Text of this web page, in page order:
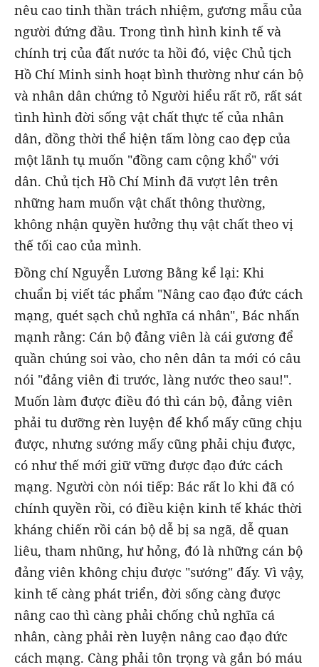
nêu cao tinh thần trách nhiệm, gương mẫu của
người đứng đầu. Trong tình hình kinh tế và
chính trị của đất nước ta hồi đó, việc Chủ tịch
Hồ Chí Minh sinh hoạt bình thường như cán bộ
và nhân dân chứng tỏ Người hiểu rất rõ, rất sát
tình hình đời sống vật chất thực tế của nhân
dân, đồng thời thể hiện tấm lòng cao đẹp của
một lãnh tụ muốn "đồng cam cộng khổ" với
dân. Chủ tịch Hồ Chí Minh đã vượt lên trên
những ham muốn vật chất thông thường,
không nhận quyền hưởng thụ vật chất theo vị
thế tối cao của mình.
Đồng chí Nguyễn Lương Bằng kể lại: Khi
chuẩn bị viết tác phẩm "Nâng cao đạo đức cách
mạng, quét sạch chủ nghĩa cá nhân", Bác nhấn
mạnh rằng: Cán bộ đảng viên là cái gương để
quần chúng soi vào, cho nên dân ta mới có câu
nói "đảng viên đi trước, làng nước theo sau!".
Muốn làm được điều đó thì cán bộ, đảng viên
phải tu dưỡng rèn luyện để khổ mấy cũng chịu
được, nhưng sướng mấy cũng phải chịu được,
có như thế mới giữ vững được đạo đức cách
mạng. Người còn nói tiếp: Bác rất lo khi đã có
chính quyền rồi, có điều kiện kinh tế khác thời
kháng chiến rồi cán bộ dễ bị sa ngã, dễ quan
liêu, tham nhũng, hư hỏng, đó là những cán bộ
đảng viên không chịu được "sướng" đấy. Vì vậy,
kinh tế càng phát triển, đời sống càng được
nâng cao thì càng phải chống chủ nghĩa cá
nhân, càng phải rèn luyện nâng cao đạo đức
cách mạng. Càng phải tôn trọng và gắn bó máu